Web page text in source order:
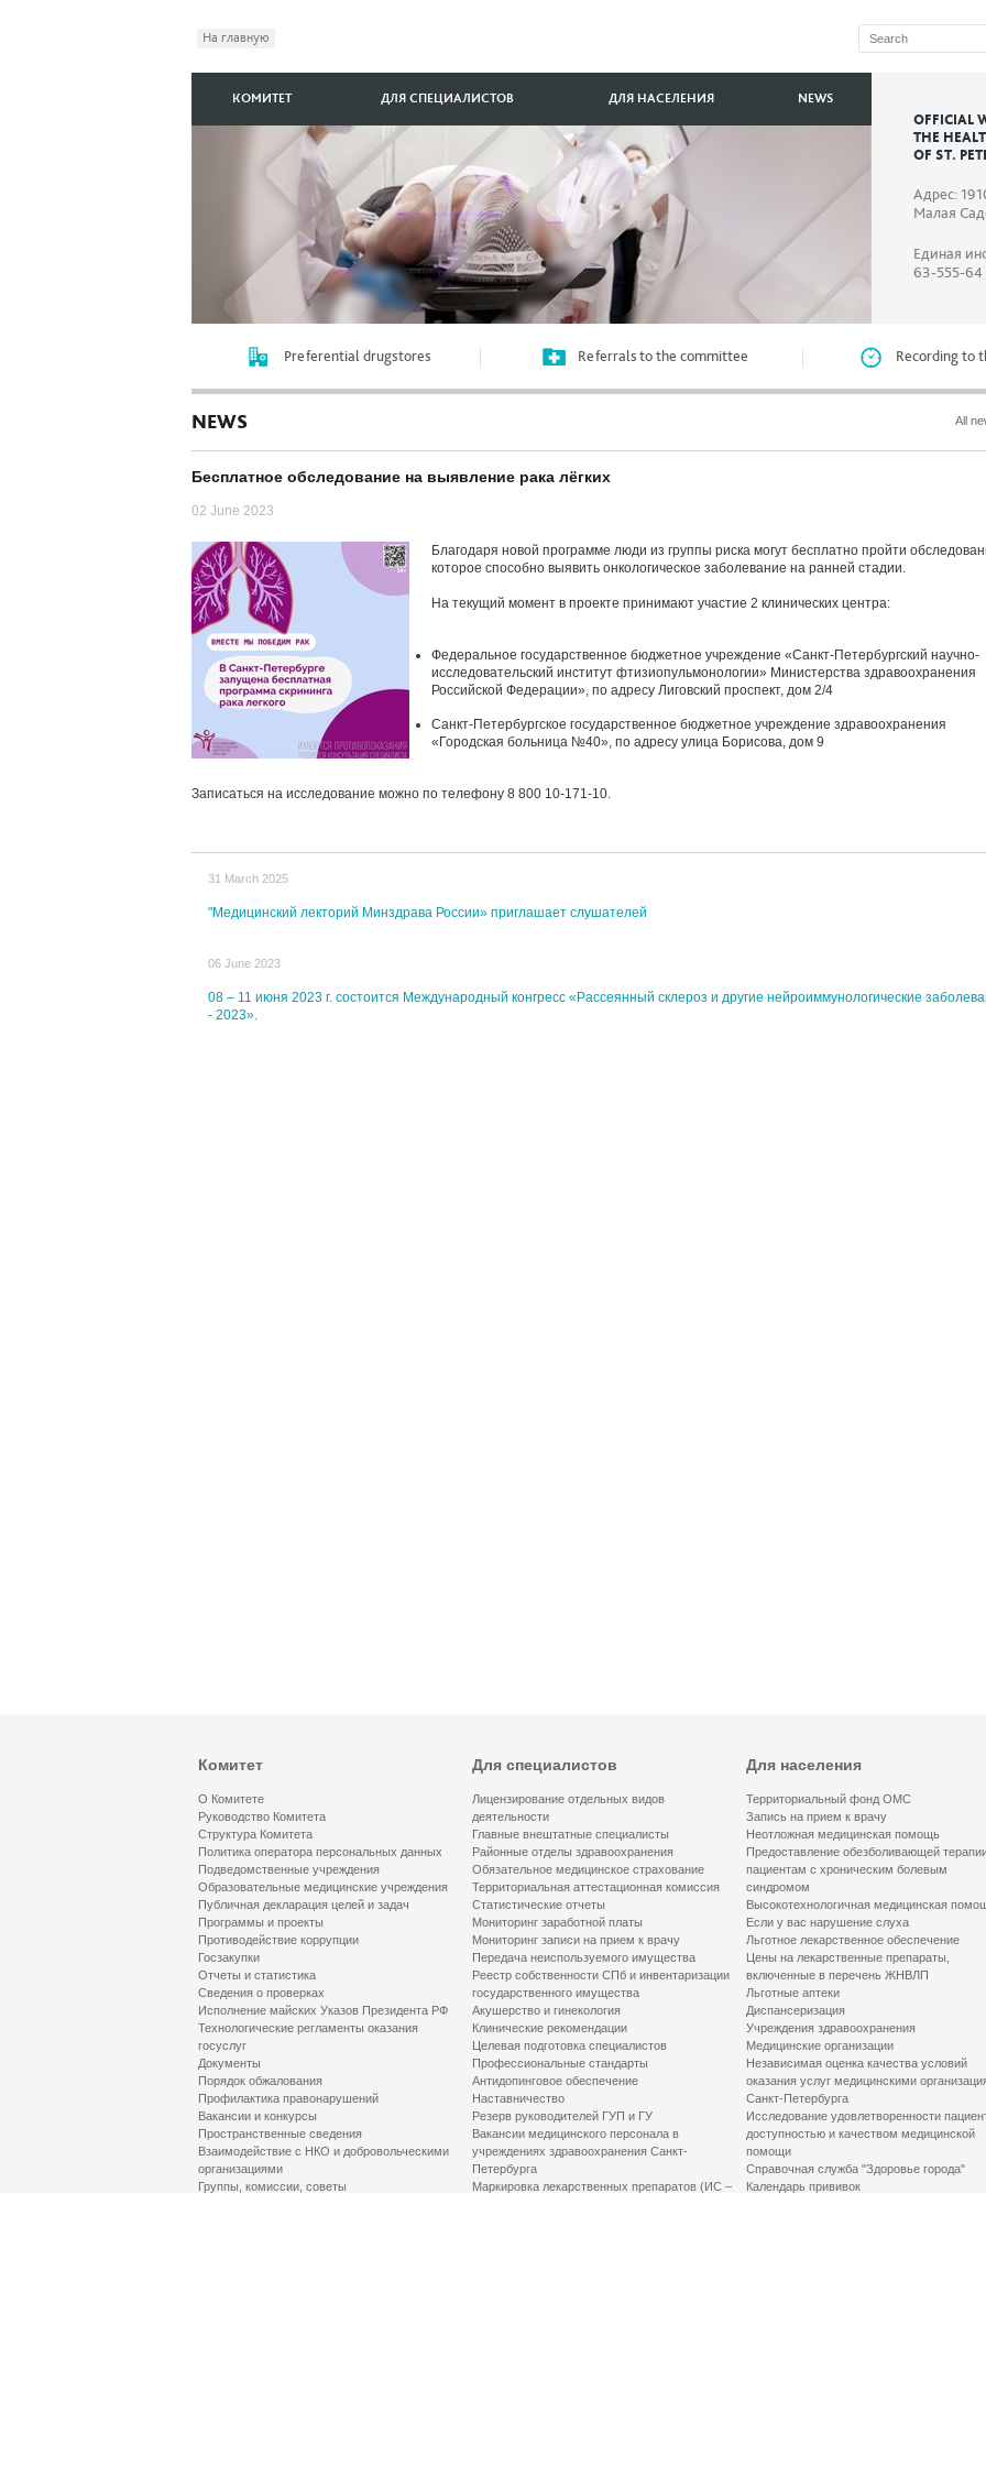
На главную
OFFICIAL
THE
OF ST.
Адрес:
Малая
Единая
63-555-64
КОМИТЕТ ДЛЯ СПЕЦИАЛИСТОВ ДЛЯ НАСЕЛЕНИЯ NEWS
Preferential drugstores Referrals to the committee Recording to
NEWS All
Бесплатное обследование на выявление рака лёгких
02 June 2023
Благодаря новой программе люди из группы риска могут бесплатно пройти
которое способно выявить онкологическое заболевание на ранней стадии.
На текущий момент в проекте принимают участие 2 клинических центра:
Федеральное государственное бюджетное учреждение «Санкт-Петербургский научно-
исследовательский институт фтизиопульмонологии» Министерства здравоохранения
Российской Федерации», по адресу Лиговский проспект, дом 2/4
Санкт-Петербургское государственное бюджетное учреждение здравоохранения
«Городская больница №40», по адресу улица Борисова, дом 9
Записаться на исследование можно по телефону 8 800 10-171-10.
31 March 2025
"Медицинский лекторий Минздрава России» приглашает слушателей
06 June 2023
08 – 11 июня 2023 г. состоится Международный конгресс «Рассеянный склероз и другие нейроиммунологические
- 2023».
Комитет
О Комитете
Руководство Комитета
Структура Комитета
Политика оператора персональных данных
Подведомственные учреждения
Образовательные медицинские учреждения
Публичная декларация целей и задач
Программы и проекты
Противодействие коррупции
Госзакупки
Отчеты и статистика
Сведения о проверках
Исполнение майских Указов Президента РФ
Технологические регламенты оказания
госуслуг
Документы
Порядок обжалования
Профилактика правонарушений
Вакансии и конкурсы
Пространственные сведения
Взаимодействие с НКО и добровольческими
организациями
Группы, комиссии, советы
Для специалистов
Лицензирование отдельных видов
деятельности
Главные внештатные специалисты
Районные отделы здравоохранения
Обязательное медицинское страхование
Территориальная аттестационная комиссия
Статистические отчеты
Мониторинг заработной платы
Мониторинг записи на прием к врачу
Передача неиспользуемого имущества
Реестр собственности СПб и инвентаризации
государственного имущества
Акушерство и гинекология
Клинические рекомендации
Целевая подготовка специалистов
Профессиональные стандарты
Антидопинговое обеспечение
Наставничество
Резерв руководителей ГУП и ГУ
Вакансии медицинского персонала в
учреждениях здравоохранения Санкт-
Петербурга
Маркировка лекарственных препаратов (ИС –
Для населения
Территориальный фонд ОМС
Запись на прием к врачу
Неотложная медицинская помощь
Предоставление обезболивающей
пациентам с хроническим болевым
синдромом
Высокотехнологичная медицинская
Если у вас нарушение слуха
Льготное лекарственное обеспечение
Цены на лекарственные препараты,
включенные в перечень ЖНВЛП
Льготные аптеки
Диспансеризация
Учреждения здравоохранения
Медицинские организации
Независимая оценка качества условий
оказания услуг медицинскими
Санкт-Петербурга
Исследование удовлетворенности
доступностью и качеством медицинской
помощи
Справочная служба "Здоровье города"
Календарь прививок